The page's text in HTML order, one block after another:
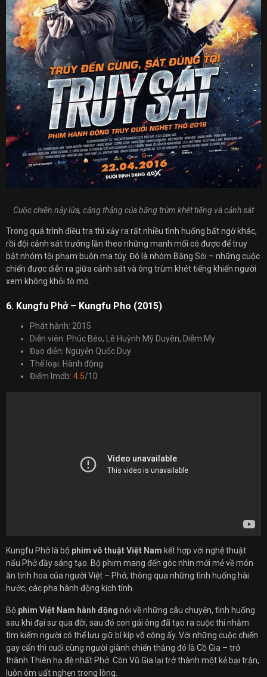
Cuộc chiến nảy lửa, căng thẳng của băng trùm khét tiếng và cảnh sát
Trong quá trình điều tra thì xảy ra rất nhiều tình huống bất ngờ khác,
rồi đội cảnh sát trưởng lần theo những manh mối có được để truy
bắt nhóm tội phạm buôn ma túy. Đó là nhóm Băng Sói – những cuộc
chiến được diễn ra giữa cảnh sát và ông trùm khét tiếng khiến người
xem không khỏi tò mò.
6. Kungfu Phở – Kungfu Pho (2015)
Phát hành: 2015
Diễn viên: Phúc Béo, Lê Huỳnh Mỹ Duyên, Diễm My
Đạo diễn: Nguyễn Quốc Duy
Thể loại: Hành động
Điểm Imdb: 4.5/10
Kungfu Phở là bộ phim võ thuật Việt Nam kết hợp với nghệ thuật
nấu Phở đầy sáng tạo. Bộ phim mang đến góc nhìn mới mẻ về món
ăn tinh hoa của người Việt – Phở, thông qua những tình huống hài
hước, các pha hành động kịch tính.
Bộ phim Việt Nam hành động nói về những câu chuyện, tình huống
sau khi đại sư qua đời, sau đó con gái ông đã tạo ra cuộc thi nhằm
tìm kiếm người có thể lưu giữ bí kíp võ công ấy. Với những cuộc chiến
gay cấn thì cuối cùng người giành chiến thắng đó là Cồ Gia – trở
thành Thiên hạ đệ nhất Phở. Còn Vũ Gia lại trở thành một kẻ bại trận,
luôn ôm uất nghẹn trong lòng.